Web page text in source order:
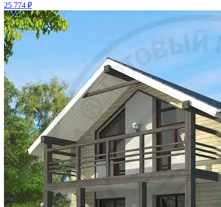
25 774 ₽